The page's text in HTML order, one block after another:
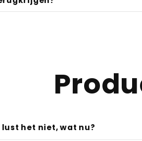
met de klantenservice; de
mijn kortingscode niet
het niet, wat nu?